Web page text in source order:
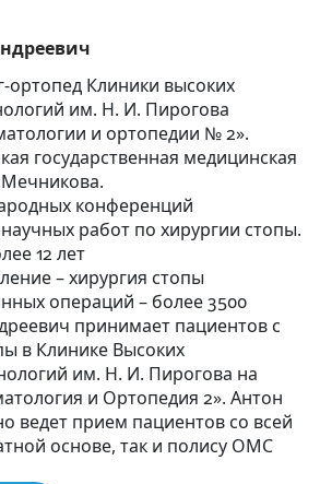
ортопед Клиники высоких
им. Н. И. Пирогова
и ортопедии № 2».
государственная медицинская
конференций
работ по хирургии стопы.
12 лет
– хирургия стопы
операций – более 3500
принимает пациентов с
в Клинике Высоких
им. Н. И. Пирогова на
и Ортопедия 2». Антон
ведет прием пациентов со всей
основе, так и полису ОМС